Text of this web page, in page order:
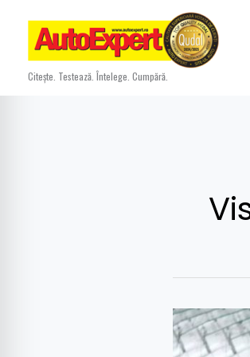
content
Citește. Testează. Întelege. Cumpără.
SUV-
ul